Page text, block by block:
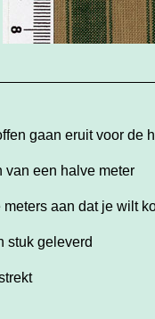
gaan eruit voor de
een halve meter
aan dat je wilt
stuk geleverd